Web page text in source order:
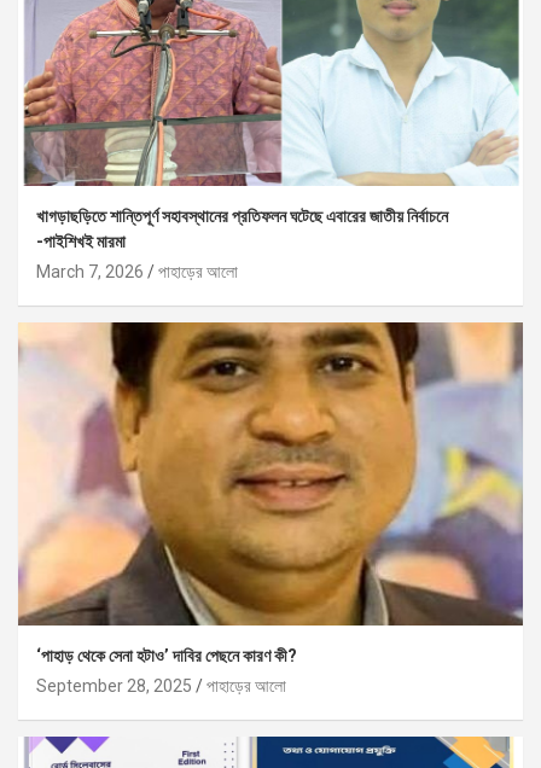
খাগড়াছড়িতে শান্তিপূর্ণ সহাবস্থানের প্রতিফলন ঘটেছে এবারের জাতীয় নির্বাচনে
-পাইশিখই মারমা
March 7, 2026
পাহাড়ের আলো
‘পাহাড় থেকে সেনা হটাও’ দাবির পেছনে কারণ কী?
September 28, 2025
পাহাড়ের আলো